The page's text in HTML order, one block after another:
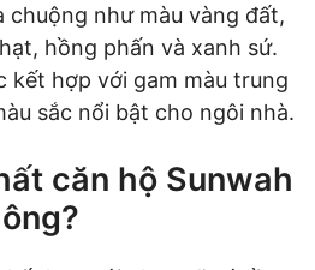
chuộng như màu vàng đất,
hồng phấn và xanh sứ.
kết hợp với gam màu trung
sắc nổi bật cho ngôi nhà.
căn hộ Sunwah